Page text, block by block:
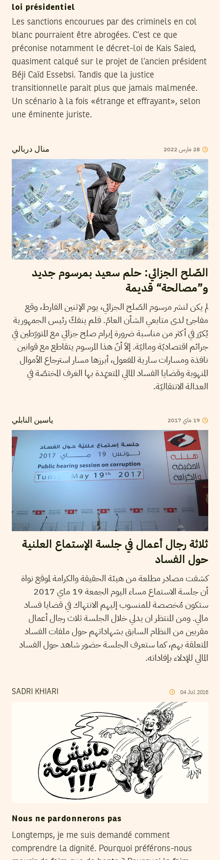
loi présidentiel
Les sanctions encourues par des criminels en col
blanc pourraient être abrogées. C’est ce que
préconise notamment le décret-loi de Kais Saied,
quasiment calqué sur le projet de l’ancien président
Béji Caïd Essebsi. Tandis que la justice
transitionnelle parait plus que jamais malmenée.
Un scénario à la fois «étrange et effrayant», selon
une éminente juriste.
منال دربالي 28 مارس2022
الصّلح الجزائي: حلم سعيد بمرسوم جديد
و”مصالحة“ قديمة
لم يكن لنشر مرسوم الصّلح الجزائي، يوم الإثنين الفارط، وقع
مفاجئ لدى متابعي الشأن العامّ. فلم ينفكّ رئيس الجمهورية
يُكرّر في أكثر من مناسبة ضرورة إبرام صلح جزائي مع المتورّطين في
جرائم اقتصاديّة وماليّة. إلاّ أنّ هذا المرسوم يتقاطع مع قوانين
نافذة ومسارات سارية المفعول، أبرزها مسار استرجاع الأموال
المنهوبة وقضايا الفساد المالي المتعهّدة بها الغرف المختصّة في
العدالة الانتقاليّة.
ياسين النابلي 19 ماي2017
ثلاثة رجال أعمال في جلسة الإستماع العلنية
حول الفساد
كشفت مصادر مطلعة من هيئة الحقيقة والكرامة لموقع نواة
أن جلسة الاستماع مساء اليوم الجمعة 19 ماي 2017
ستكون مُخصصة للمنسوب إليهم الانتهاك في قضايا فساد
مالي. ومن المنتظر ان يدلي خلال الجلسة ثلاث رجال أعمال
مقربين من النظام السابق بشهاداتهم حول ملفات الفساد
المتعلقة بهم، كما ستعرف الجلسة حضور شاهد حول الفساد
المالي للإدلاء بإفاداته.
SADRI KHIARI 04 Jul 2016
Nous ne pardonnerons pas
Longtemps, je me suis demandé comment
comprendre la dignité. Pourquoi préférons-nous